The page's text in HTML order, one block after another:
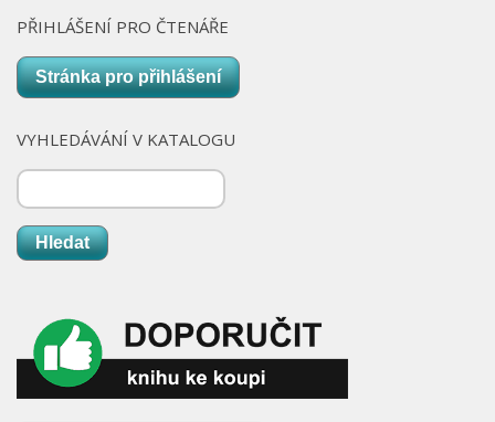
PŘIHLÁŠENÍ PRO ČTENÁŘE
Stránka pro přihlášení
VYHLEDÁVÁNÍ V KATALOGU
Hledat